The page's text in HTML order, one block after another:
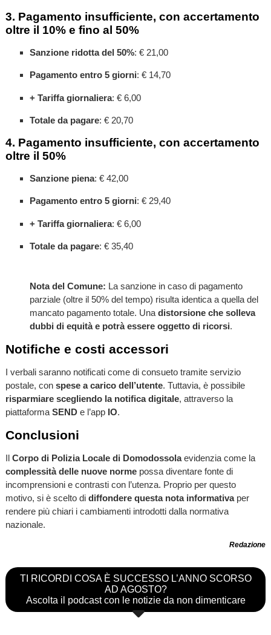
3. Pagamento insufficiente, con accertamento
oltre il 10% e fino al 50%
Sanzione ridotta del 50%: € 21,00
Pagamento entro 5 giorni: € 14,70
+ Tariffa giornaliera: € 6,00
Totale da pagare: € 20,70
4. Pagamento insufficiente, con accertamento
oltre il 50%
Sanzione piena: € 42,00
Pagamento entro 5 giorni: € 29,40
+ Tariffa giornaliera: € 6,00
Totale da pagare: € 35,40
Nota del Comune: La sanzione in caso di pagamento
parziale (oltre il 50% del tempo) risulta identica a quella del
mancato pagamento totale. Una distorsione che solleva
dubbi di equità e potrà essere oggetto di ricorsi.
Notifiche e costi accessori
I verbali saranno notificati come di consueto tramite servizio
postale, con spese a carico dell’utente. Tuttavia, è possibile
risparmiare scegliendo la notifica digitale, attraverso la
piattaforma SENDe l’app IO.
Conclusioni
Il Corpo di Polizia Locale di Domodossolaevidenzia come la
complessità delle nuove normepossa diventare fonte di
incomprensioni e contrasti con l’utenza. Proprio per questo
motivo, si è scelto di diffondere questa nota informativaper
rendere più chiari i cambiamenti introdotti dalla normativa
nazionale.
Redazione
TI RICORDI COSA È SUCCESSO L’ANNO SCORSO
AD AGOSTO?
Ascolta il podcast con le notizie da non dimenticare